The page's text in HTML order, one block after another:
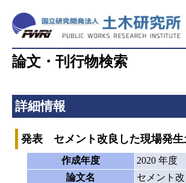
論文・刊行物検索
詳細情報
発表 セメント改良した現場発生
作成年度
2020 年度
論文名
セメント